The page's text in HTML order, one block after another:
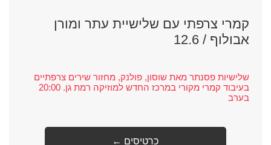
קמרי צרפתי עם שלישיית עתר ומורן
אבולוף / 12.6
שלישיות פסנתר מאת שוסון, פולנק, מחזור שירים צרפתיים
בעיבוד קמרי מקורי במרכז החדש למוזיקה רמת גן. 20:00
בערב
← כרטיסים